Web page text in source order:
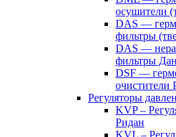
осушители
DAS —
фильтры
DAS —
фильтры
DSF —
очистители
Регуляторы
KVP –
Ридан
KVL –